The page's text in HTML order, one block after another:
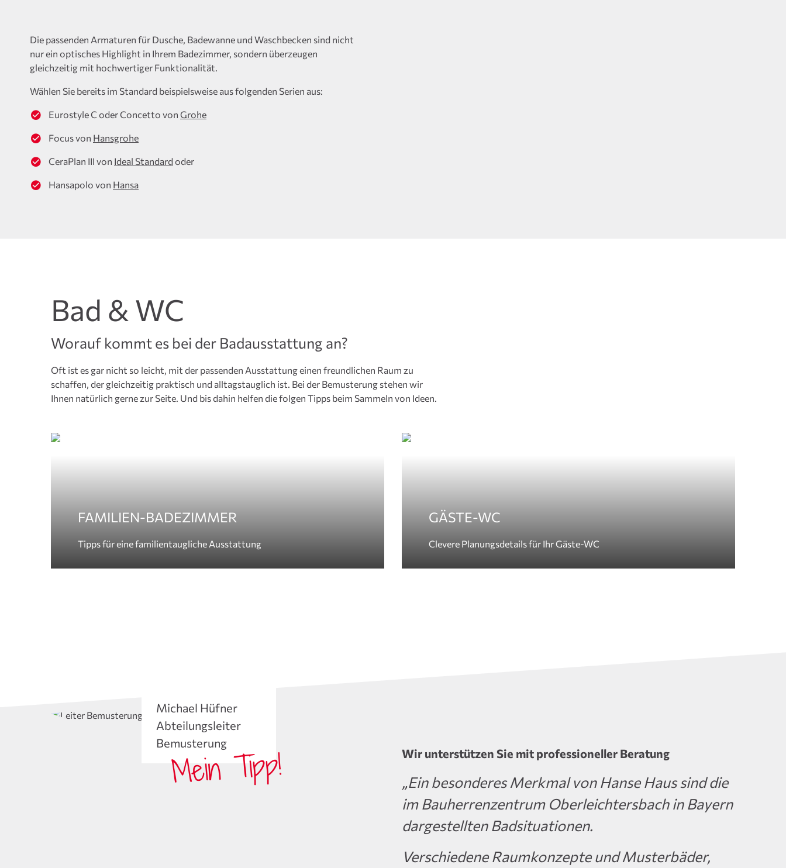
Die passenden Armaturen für Dusche, Badewanne und Waschbecken sind nicht
nur ein optisches Highlight in Ihrem Badezimmer, sondern überzeugen
gleichzeitig mit hochwertiger Funktionalität.
Wählen Sie bereits im Standard beispielsweise aus folgenden Serien aus:
Eurostyle C oder Concetto von Grohe
Focus von Hansgrohe
CeraPlan III von Ideal Standard oder
Hansapolo von Hansa
Worauf kommt es bei der Badausstattung an?
Bad & WC
Oft ist es gar nicht so leicht, mit der passenden Ausstattung einen freundlichen Raum zu
schaffen, der gleichzeitig praktisch und alltagstauglich ist. Bei der Bemusterung stehen wir
Ihnen natürlich gerne zur Seite. Und bis dahin helfen die folgen Tipps beim Sammeln von Ideen.
FAMILIEN-BADEZIMMER
Tipps für eine familientaugliche Ausstattung
GÄSTE-WC
Clevere Planungsdetails für Ihr Gäste-WC
Michael Hüfner
Abteilungsleiter
Bemusterung
Mein Tipp! Wir unterstützen Sie mit professioneller Beratung
„Ein besonderes Merkmal von Hanse Haus sind die
im Bauherrenzentrum Oberleichtersbach in Bayern
dargestellten Badsituationen.
Verschiedene Raumkonzepte und Musterbäder,